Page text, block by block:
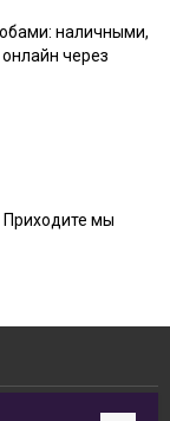
наличными,
через
Приходите мы